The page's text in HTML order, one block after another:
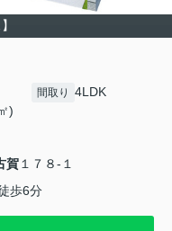
)
間取り 4LDK
賀１７８-１
歩6分